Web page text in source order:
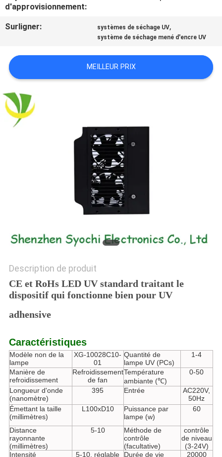
DEMANDEZ
UNE
PLAN
DU
SITE
d'approvisionnement:
Surligner: systèmes de séchage UV,
système de séchage mené d'encre UV
MEILLEUR PRIX
Description de produit
CE et RoHs LED UV standard traitant le
dispositif qui fonctionne bien pour UV
adhensive
Caractéristiques
Modèle non de la
lampe
XG-10028C10-
01
Quantité de
lampe UV (PCs)
1-4
Manière de
refroidissement
Refroidissement
de fan
Température
ambiante (℃)
0-50
Longueur d'onde
(nanomètre)
395 Entrée
AC220V,
50Hz
Émettant la taille
(millimètres)
L100xD10
Puissance par
lampe (w)
60
Distance
rayonnante
(millimètres)
5-10
Méthode de
contrôle
(facultative)
contrôle
de niveau
(3-24V)
Intensité
5-10, réglable Durée de vie 20000